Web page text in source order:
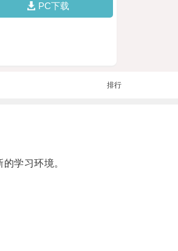
PC下载
排行
学习环境。